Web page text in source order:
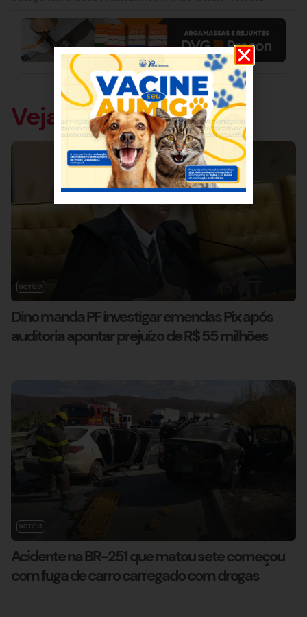
Veja também
NOTÍCIA
Dino manda PF investigar emendas Pix após
auditoria apontar prejuízo de R$ 55 milhões
NOTÍCIA
Acidente na BR-251 que matou sete começou
com fuga de carro carregado com drogas